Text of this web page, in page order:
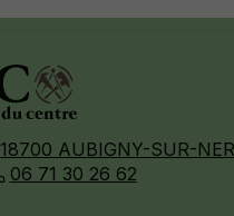
18700 AUBIGNY-SUR-
06 71 30 26 62